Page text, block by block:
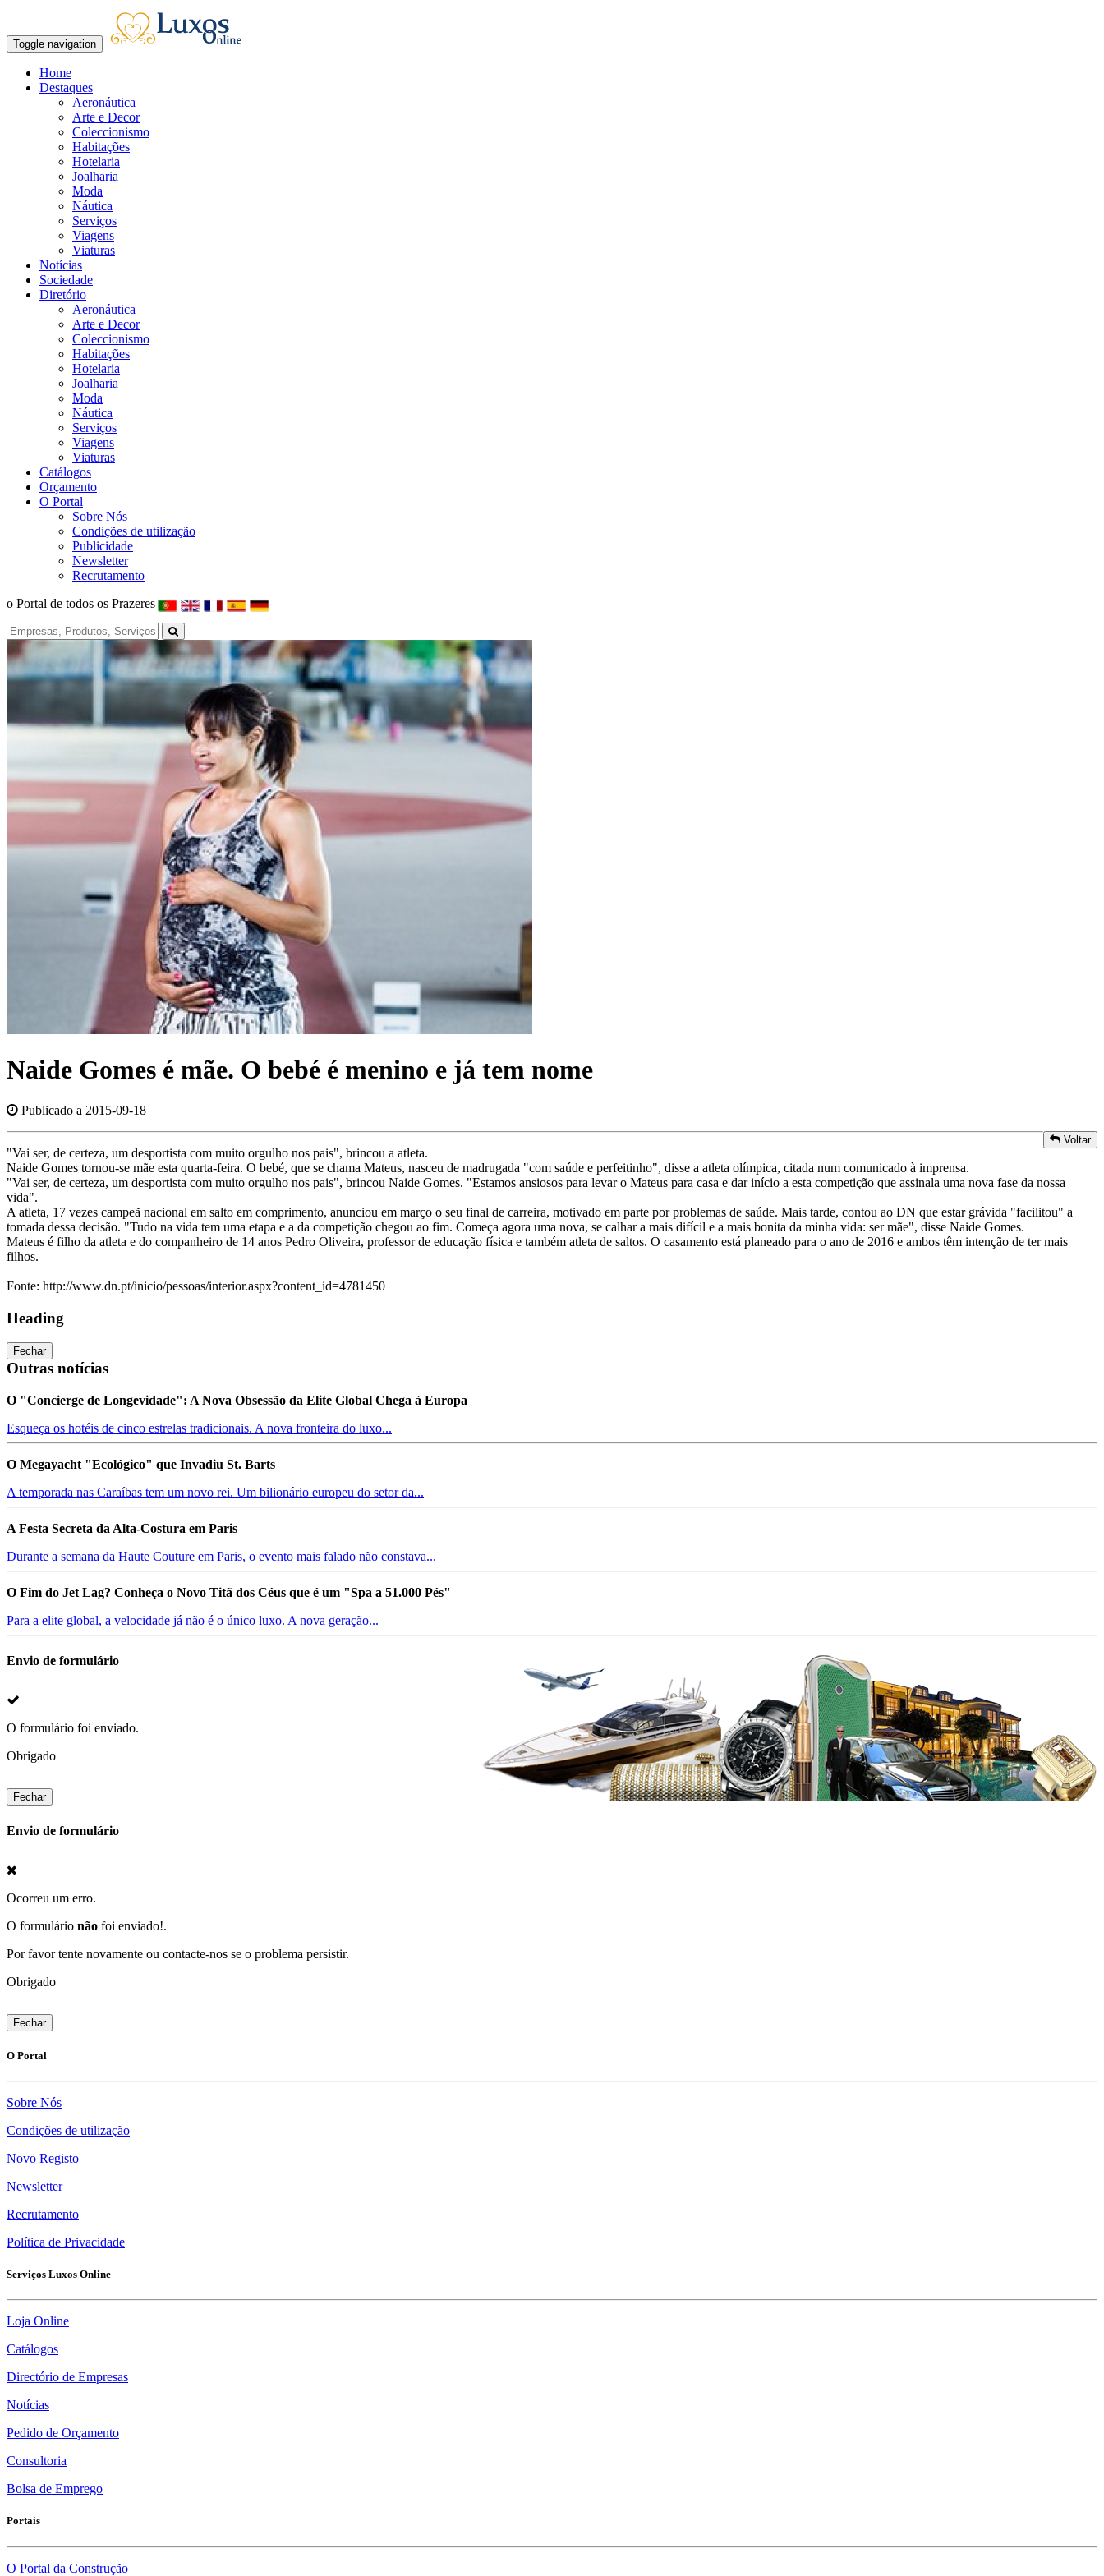
Toggle navigation
Home
Destaques
Aeronáutica
Arte e Decor
Coleccionismo
Habitações
Hotelaria
Joalharia
Moda
Náutica
Serviços
Viagens
Viaturas
Notícias
Sociedade
Diretório
Aeronáutica
Arte e Decor
Coleccionismo
Habitações
Hotelaria
Joalharia
Moda
Náutica
Serviços
Viagens
Viaturas
Catálogos
Orçamento
O Portal
Sobre Nós
Condições de utilização
Publicidade
Newsletter
Recrutamento
o Portal de todos os Prazeres
Naide Gomes é mãe. O bebé é menino e já tem nome
Publicado a 2015-09-18
Voltar
"Vai ser, de certeza, um desportista com muito orgulho nos pais", brincou a atleta.
Naide Gomes tornou-se mãe esta quarta-feira. O bebé, que se chama Mateus, nasceu de madrugada "com saúde e perfeitinho", disse a atleta olímpica, citada num comunicado à imprensa.
"Vai ser, de certeza, um desportista com muito orgulho nos pais", brincou Naide Gomes. "Estamos ansiosos para levar o Mateus para casa e dar início a esta competição que assinala uma nova fase da nossa
vida".
A atleta, 17 vezes campeã nacional em salto em comprimento, anunciou em março o seu final de carreira, motivado em parte por problemas de saúde. Mais tarde, contou ao DN que estar grávida "facilitou" a
tomada dessa decisão. "Tudo na vida tem uma etapa e a da competição chegou ao fim. Começa agora uma nova, se calhar a mais difícil e a mais bonita da minha vida: ser mãe", disse Naide Gomes.
Mateus é filho da atleta e do companheiro de 14 anos Pedro Oliveira, professor de educação física e também atleta de saltos. O casamento está planeado para o ano de 2016 e ambos têm intenção de ter mais
filhos.
Fonte: http://www.dn.pt/inicio/pessoas/interior.aspx?content_id=4781450
Heading
Fechar
Outras notícias
O "Concierge de Longevidade": A Nova Obsessão da Elite Global Chega à Europa
Esqueça os hotéis de cinco estrelas tradicionais. A nova fronteira do luxo...
O Megayacht "Ecológico" que Invadiu St. Barts
A temporada nas Caraíbas tem um novo rei. Um bilionário europeu do setor da...
A Festa Secreta da Alta-Costura em Paris
Durante a semana da Haute Couture em Paris, o evento mais falado não constava...
O Fim do Jet Lag? Conheça o Novo Titã dos Céus que é um "Spa a 51.000 Pés"
Para a elite global, a velocidade já não é o único luxo. A nova geração...
Envio de formulário
O formulário foi enviado.
Obrigado
Fechar
Envio de formulário
Ocorreu um erro.
O formulário não foi enviado!.
Por favor tente novamente ou contacte-nos se o problema persistir.
Obrigado
Fechar
O Portal
Sobre Nós
Condições de utilização
Novo Registo
Newsletter
Recrutamento
Política de Privacidade
Serviços Luxos Online
Loja Online
Catálogos
Directório de Empresas
Notícias
Pedido de Orçamento
Consultoria
Bolsa de Emprego
Portais
O Portal da Construção